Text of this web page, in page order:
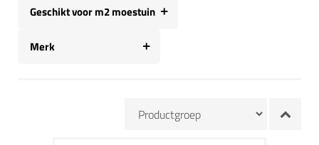
Geschikt voor m2 moestuin
Merk